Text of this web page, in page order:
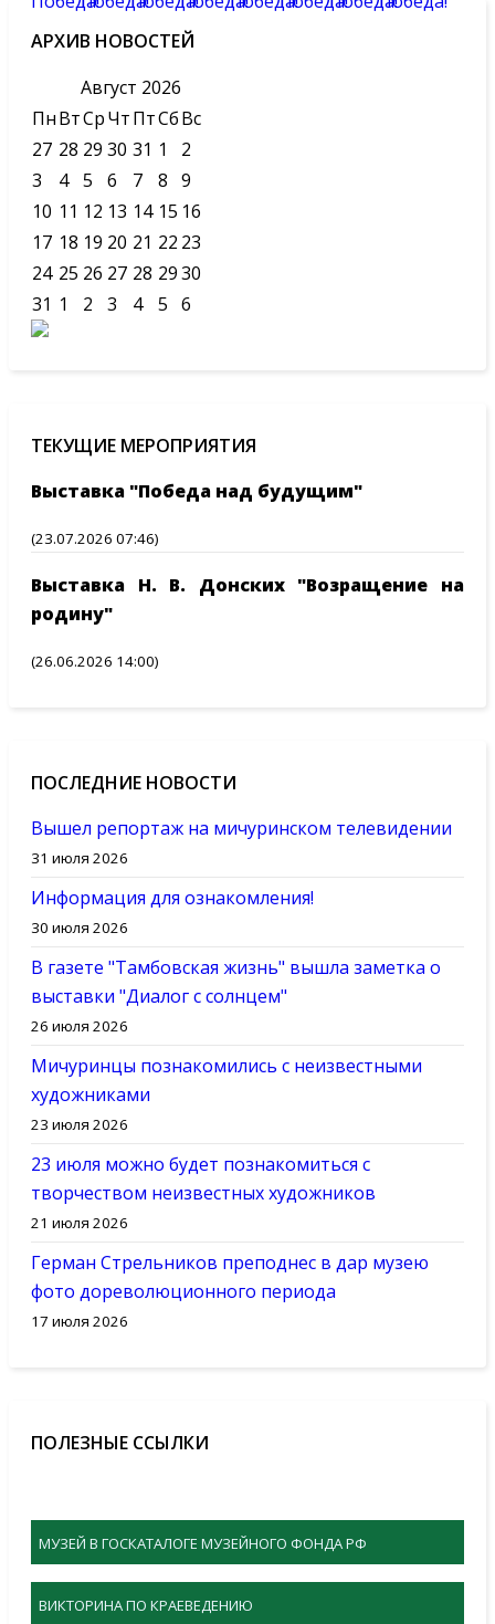
АРХИВ НОВОСТЕЙ
Август 2026
ПнВтСрЧтПтСбВс
27 28 29 30 31 1
2
3
4 5 6 7 8 9
10 11 12 13 14 15 16
17 18 19 20 21 22 23
24 25 26 27 28 2930
31 1 2 3 4 5 6
ТЕКУЩИЕ МЕРОПРИЯТИЯ
Выставка "Победа над будущим"
(23.07.2026 07:46)
Выставка Н. В. Донских "Возращение на
родину"
(26.06.2026 14:00)
ПОСЛЕДНИЕ НОВОСТИ
Вышел репортаж на мичуринском телевидении
31 июля 2026
Информация для ознакомления!
30 июля 2026
В газете "Тамбовская жизнь" вышла заметка о
выставки "Диалог с солнцем"
26 июля 2026
Мичуринцы познакомились с неизвестными
художниками
23 июля 2026
23 июля можно будет познакомиться с
творчеством неизвестных художников
21 июля 2026
Герман Стрельников преподнес в дар музею
фото дореволюционного периода
17 июля 2026
ПОЛЕЗНЫЕ ССЫЛКИ
МУЗЕЙ В ГОСКАТАЛОГЕ МУЗЕЙНОГО ФОНДА РФ
ВИКТОРИНА ПО КРАЕВЕДЕНИЮ